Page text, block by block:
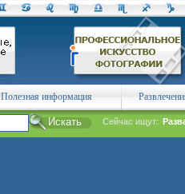
Полезная информация
Сейчас ищут: